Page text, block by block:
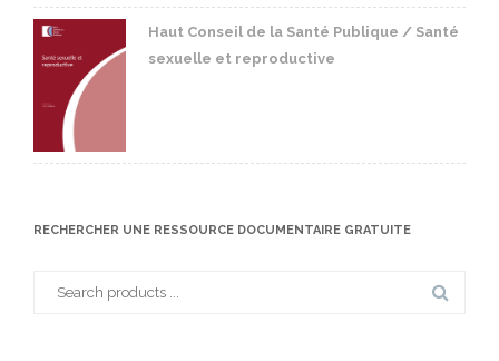
Haut Conseil de la Santé Publique / Santé
sexuelle et reproductive
RECHERCHER UNE RESSOURCE DOCUMENTAIRE GRATUITE